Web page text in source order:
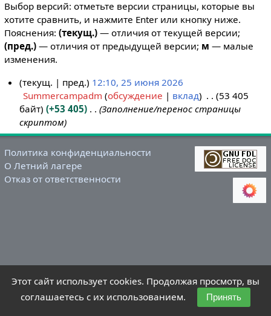
Выбор версий: отметьте версии страницы, которые вы
хотите сравнить, и нажмите Enter или кнопку ниже.
Пояснения: (текущ.)— отличия от текущей версии;
(пред.)— отличия от предыдущей версии; м — малые
изменения.
ю
н
я
2
текущ. пред. 12:10, 25 июня 2026
Summercampadm обсуждение вклад
53 405
байт
+53 405
Заполнение/перенос страницы
скриптом
Политика конфиденциальности
О Летний лагере
Отказ от ответственности
Этот сайт использует cookies. Продолжая просмотр, вы
соглашаетесь с их использованием.
Принять